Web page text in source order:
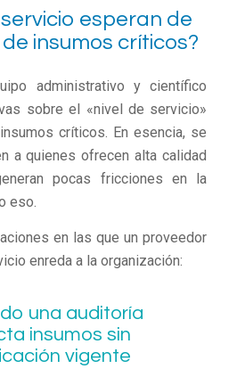
esperan de
insumos críticos?
administrativo y científico
sobre el «nivel de servicio»
críticos. En esencia, se
a quienes ofrecen alta calidad
pocas fricciones en la
eso.
en las que un proveedor
enreda a la organización:
una auditoría
insumos sin
vigente